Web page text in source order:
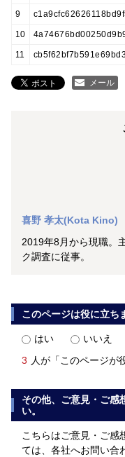
9
10
11
メール
喜野 孝太(Kota Kino)
2019年8月から現職。
ク調査に従事。
このページは役に立ち
はい
いいえ
3 人が「このページが
その他、ご意見・ご感
い。
こちらはご意見・ご感
ては、各社へお問い合